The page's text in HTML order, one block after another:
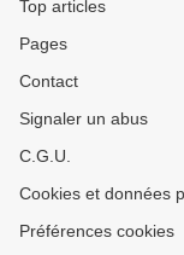
Top articles
Pages
Contact
Signaler un abus
C.G.U.
Cookies et données
Préférences cookies